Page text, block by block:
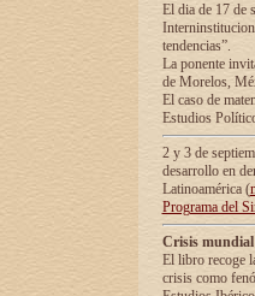
El dia de 17 de
tendencias”.
La ponente
de Morelos,
El caso de
Estudios
2 y 3 de
desarrollo en
Latinoamérica (
Programa del
Crisis
El libro recoge
crisis como